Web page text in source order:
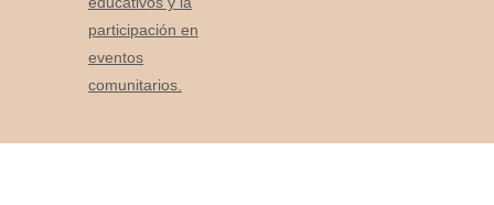
participación en
eventos
comunitarios.